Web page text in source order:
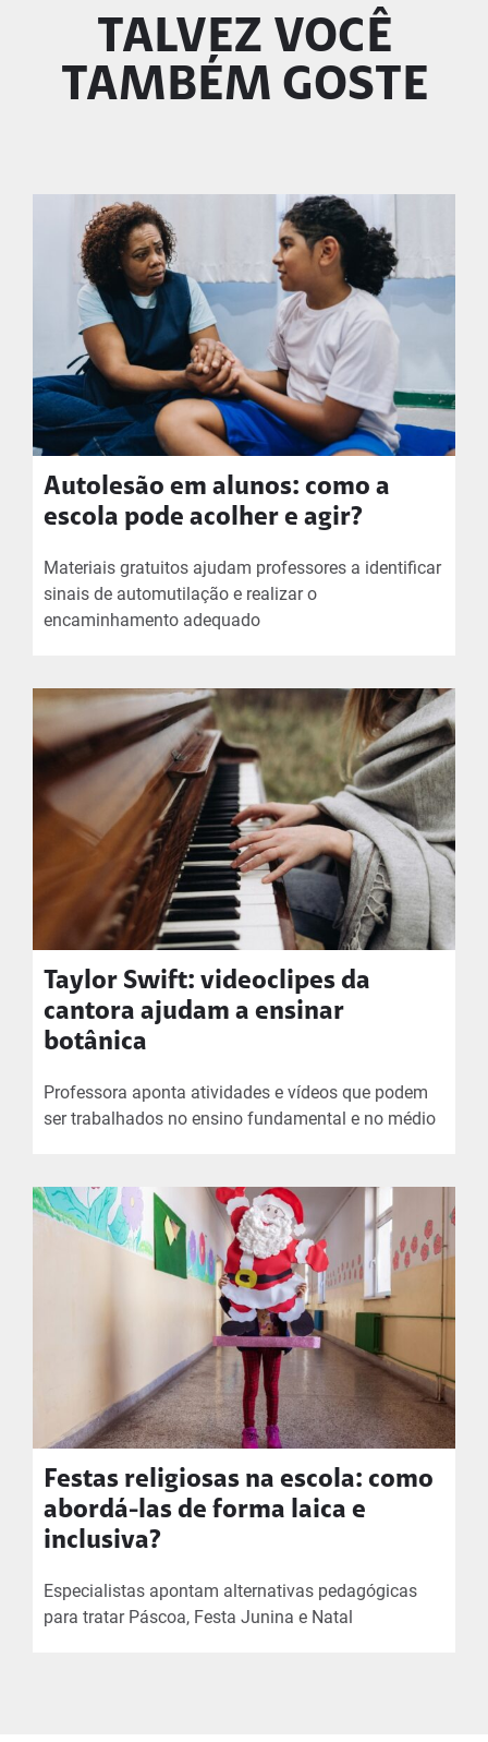
TALVEZ VOCÊ
TAMBÉM GOSTE
Autolesão em alunos: como a
escola pode acolher e agir?
Materiais gratuitos ajudam professores a identificar
sinais de automutilação e realizar o
encaminhamento adequado
Taylor Swift: videoclipes da
cantora ajudam a ensinar
botânica
Professora aponta atividades e vídeos que podem
ser trabalhados no ensino fundamental e no médio
Festas religiosas na escola: como
abordá-las de forma laica e
inclusiva?
Especialistas apontam alternativas pedagógicas
para tratar Páscoa, Festa Junina e Natal